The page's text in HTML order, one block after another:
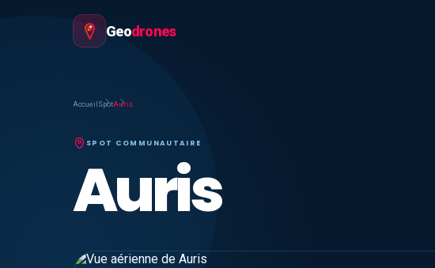
Geodrones
Accueil SpotAuris
SPOT COMMUNAUTAIRE
Auris